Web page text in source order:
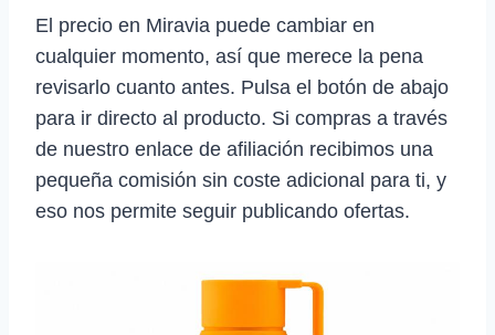
El precio en Miravia puede cambiar en
cualquier momento, así que merece la pena
revisarlo cuanto antes. Pulsa el botón de abajo
para ir directo al producto. Si compras a través
de nuestro enlace de afiliación recibimos una
pequeña comisión sin coste adicional para ti, y
eso nos permite seguir publicando ofertas.